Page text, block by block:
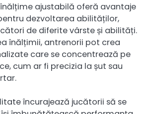
ajustabilă oferă avantaje
dezvoltarea abilităților,
de diferite vârste și abilități.
înălțimii, antrenorii pot crea
care se concentrează pe
cum ar fi precizia la șut sau
încurajează jucătorii să se